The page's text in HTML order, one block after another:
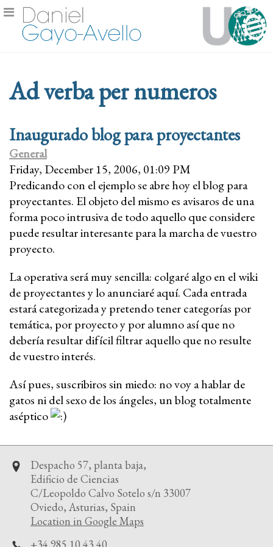
Ad verba per numeros
Inaugurado blog para proyectantes
General
Friday, December 15, 2006, 01:09 PM
Predicando con el ejemplo se abre hoy el blog para
proyectantes. El objeto del mismo es avisaros de una
forma poco intrusiva de todo aquello que considere
puede resultar interesante para la marcha de vuestro
proyecto.
La operativa será muy sencilla: colgaré algo en el wiki
de proyectantes y lo anunciaré aquí. Cada entrada
estará categorizada y pretendo tener categorías por
temática, por proyecto y por alumno así que no
debería resultar difícil filtrar aquello que no resulte
de vuestro interés.
Así pues, suscribiros sin miedo: no voy a hablar de
gatos ni del sexo de los ángeles, un blog totalmente
aséptico
Despacho 57, planta baja,
Edificio de Ciencias
C/Leopoldo Calvo Sotelo s/n 33007
Oviedo, Asturias, Spain
Location in Google Maps
+34 985 10 43 40